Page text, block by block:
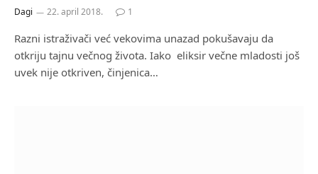
Dagi 22. april 2018. 1
Razni istraživači već vekovima unazad pokušavaju da
otkriju tajnu večnog života. Iako eliksir večne mladosti još
uvek nije otkriven, činjenica…